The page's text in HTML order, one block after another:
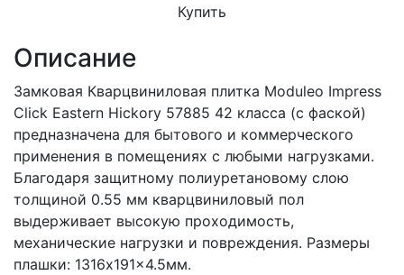
Купить
Описание
Замковая Кварцвиниловая плитка Moduleo Impress
Click Eastern Hickory 57885 42 класса (с фаской)
предназначена для бытового и коммерческого
применения в помещениях с любыми нагрузками.
Благодаря защитному полиуретановому слою
толщиной 0.55 мм кварцвиниловый пол
выдерживает высокую проходимость,
механические нагрузки и повреждения. Размеры
плашки: 1316x191x4.5мм.